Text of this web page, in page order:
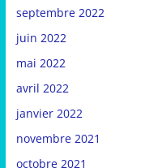
septembre 2022
juin 2022
mai 2022
avril 2022
janvier 2022
novembre 2021
octobre 2021